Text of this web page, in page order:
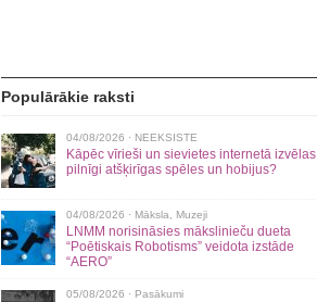
Populārākie raksti
04/08/2026 · NEEKSISTE
Kāpēc vīrieši un sievietes internetā izvēlas
pilnīgi atšķirīgas spēles un hobijus?
04/08/2026 · Māksla Muzeji
LNMM norisināsies mākslinieču dueta
“Poētiskais Robotisms” veidota izstāde
“AERO”
05/08/2026 · Pasākumi